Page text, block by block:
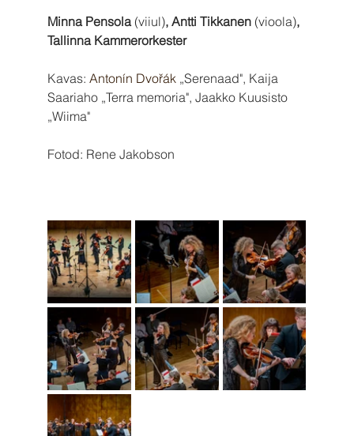
Minna Pensola (viiul), Antti Tikkanen (vioola),
Tallinna Kammerorkester
Kavas: Antonín Dvořák „Serenaad", Kaija
Saariaho „Terra memoria", Jaakko Kuusisto
„Wiima"
Fotod: Rene Jakobson